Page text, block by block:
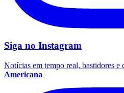
Siga no Instagram
Notícias em tempo real, bastidores
Americana